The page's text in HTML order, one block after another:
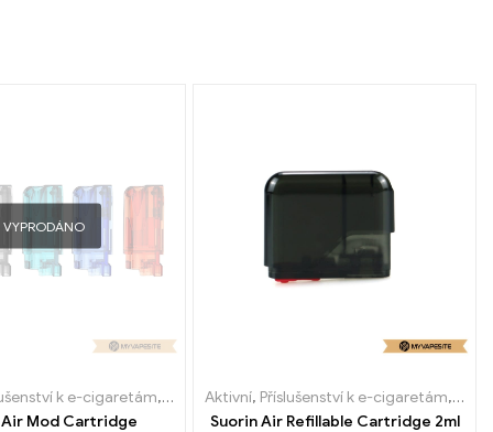
VYPRODÁNO
k e-cigaretám, Mod
Výparník
Air Mod Cartridge
Aktivní, Příslušenství k e-cigaretám,
Suorin Air Refillable Cartridge 2ml